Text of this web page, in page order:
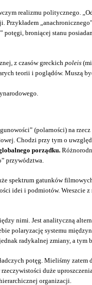
realizmu politycznego.
broniącej stanu
z czasów greckich poleis
teorii i poglądów. Muszą
(polarności) na
Chodzi przy tym o
porządku.
przywództwa.
spektrum gatunków
idei i podmiotów.
nimi. Jest analityczną
polaryzację systemu
radykalnej zmiany, a
potęg. Mieliśmy
duże
organizacji.